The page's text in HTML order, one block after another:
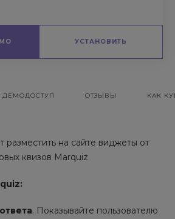
УСТАНОВИТЬ
ДЕМОДОСТУП ОТЗЫВЫ КАК
разместить на сайте виджеты от
квизов Marquiz.
. Показывайте пользователю